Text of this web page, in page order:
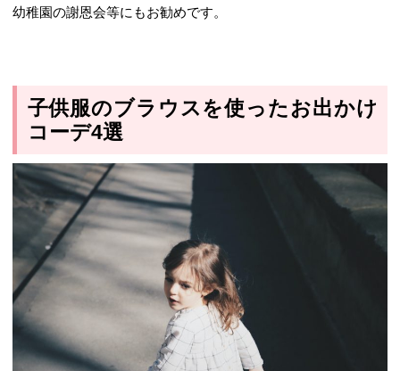
幼稚園の謝恩会等にもお勧めです。
子供服のブラウスを使ったお出かけ
コーデ4選